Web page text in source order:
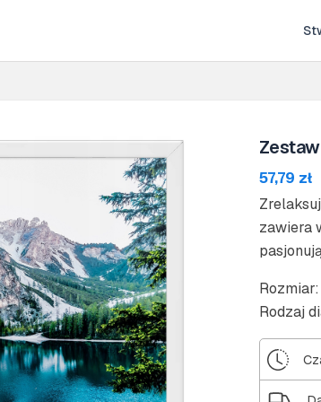
57,79 zł
zawiera
Rozmiar:
Rodzaj